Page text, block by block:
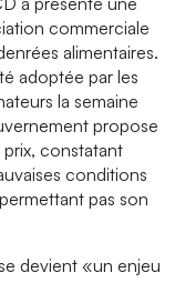
commerciale
alimentaires.
adoptée par les
la semaine
propose
constatant
conditions
pas son
devient «un enjeu